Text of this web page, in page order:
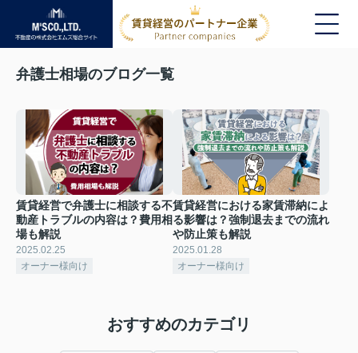
弁護士相場のブログ一覧
賃貸経営で弁護士に相談する不
動産トラブルの内容は？費用相
場も解説
2025.02.25
オーナー様向け
賃貸経営における家賃滞納によ
る影響は？強制退去までの流れ
や防止策も解説
2025.01.28
オーナー様向け
おすすめのカテゴリ